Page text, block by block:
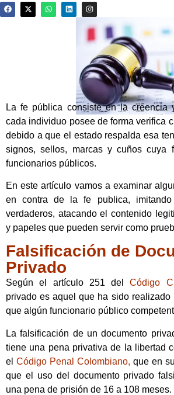
La fe pública consiste en la creencia
cada individuo posee de forma verifica
debido a que el estado respalda esa
signos, sellos, marcas y cuños cuya
funcionarios públicos.
En este artículo vamos a examinar
en contra de la fe publica,
verdaderos, atacando el contenido
y papeles que pueden servir como
Falsificación de
Privado
Según el artículo 251 delCódigo
privado es aquel que ha sido realizado
que algún funcionario público
La falsificación de un documento
tiene una pena privativa de la libertad
el Código Penal Colombiano, que en
que el uso del documento privado
una pena de prisión de 16 a 108 meses.